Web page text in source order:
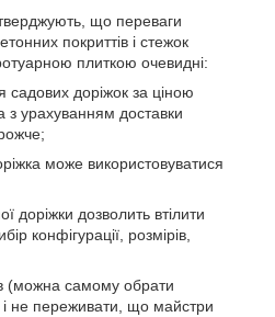
що переваги
покриттів і стежок
плиткою очевидні:
доріжок за ціною
з урахуванням доставки
може використовуватися
доріжки дозволить втілити
конфігурації, розмірів,
(можна самому обрати
не переживати, що майстри